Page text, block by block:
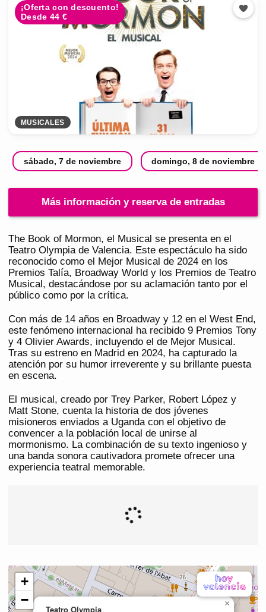
¡Oferta con descuento!
Desde 44 €
MUSICALES
sábado, 7 de noviembre domingo, 8 de noviembre
Más información y reserva de entradas
The Book of Mormon, el Musical se presenta en el
Teatro Olympia de Valencia. Este espectáculo ha sido
reconocido como el Mejor Musical de 2024 en los
Premios Talía, Broadway World y los Premios de Teatro
Musical, destacándose por su aclamación tanto por el
público como por la crítica.
Con más de 14 años en Broadway y 12 en el West End,
este fenómeno internacional ha recibido 9 Premios Tony
y 4 Olivier Awards, incluyendo el de Mejor Musical.
Tras su estreno en Madrid en 2024, ha capturado la
atención por su humor irreverente y su brillante puesta
en escena.
El musical, creado por Trey Parker, Robert López y
Matt Stone, cuenta la historia de dos jóvenes
misioneros enviados a Uganda con el objetivo de
convencer a la población local de unirse al
mormonismo. La combinación de su texto ingenioso y
una banda sonora cautivadora promete ofrecer una
experiencia teatral memorable.